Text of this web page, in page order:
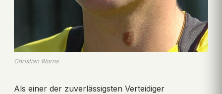
Christian Worns
Als einer der zuverlässigsten Verteidiger